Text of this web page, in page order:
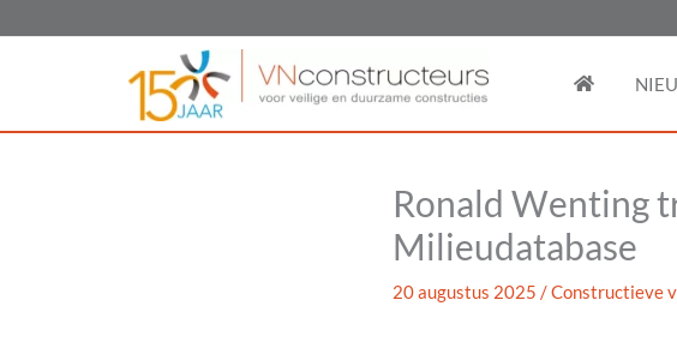
Ronald Wenting
Milieudatabase
20 augustus 2025 /Constructieve